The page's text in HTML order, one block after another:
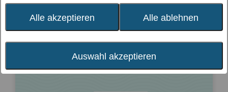
KÖRPERGRÖSSE
Alle akzeptieren Alle ablehnen
Auswahl akzeptieren